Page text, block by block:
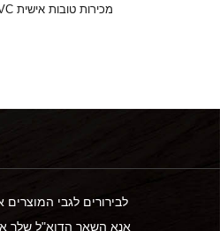
לבירורים לגבי המוצרים
אנא השאר הדוא"ל שלך